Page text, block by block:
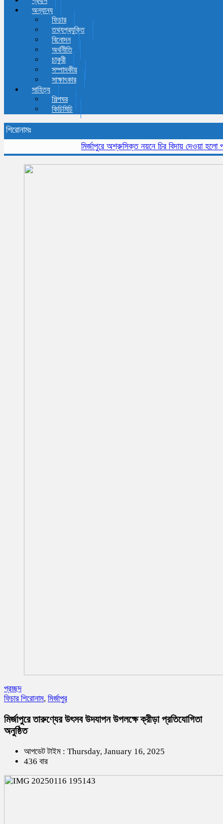
অন্যান্য
ফিচার
তথ্যপ্রযুক্তি
বিনোদন
অর্থনীতি
চাকুরী
সম্পাদকীয়
সাক্ষাৎকার
সাহিত্য
শিল্পঘর
কিচিমিচি
শিরোনামঃ
মির্জাপুরে অশ্রুসিক্ত নয়নে চির বিদায় দেওয়া হলো প্রবীন
প্রচ্ছদ
ফিচার শিরোনাম, মির্জাপুর
মির্জাপুরে তারুণ্যের উৎসব উদযাপন উপলক্ষে ক্রীড়া প্রতিযোগিতা
অনুষ্ঠিত
আপডেট টাইম : Thursday, January 16, 2025
436 বার